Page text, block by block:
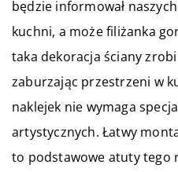
będzie informował
kuchni, a może filiżanka
taka dekoracja ściany
zaburzając przestrzeni w
naklejek nie wymaga
artystycznych. Łatwy
to podstawowe atuty tego